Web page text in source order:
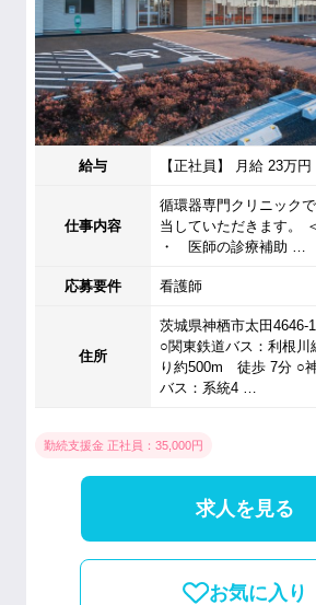
給与 【正社員】 月給 23万円
仕事内容
循環器専門クリニック
当していただきます。
・ 医師の診療補助 …
応募要件 看護師
住所
茨城県神栖市太田4646-1
○関東鉄道バス：利根
り約500m 徒歩 7分 ○
バス：系統4 …
勤続支援金 正社員：35,000円
求人を見る
お気に入り